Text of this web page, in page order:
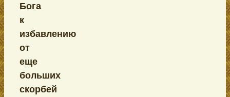
Бога
к
избавлению
от
еще
больших
скорбей